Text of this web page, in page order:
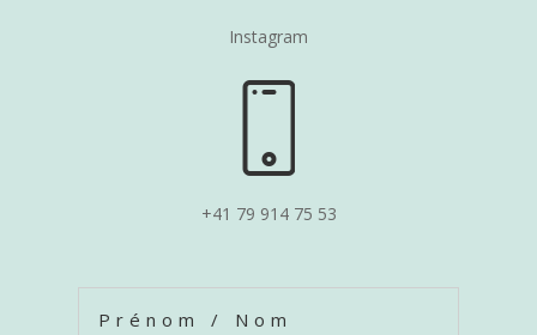
Instagram
+41 79 914 75 53